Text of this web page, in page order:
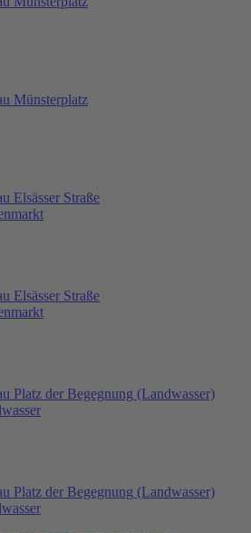
Münsterplatz
Elsässer Straße
Elsässer Straße
Platz der Begegnung (Landwasser)
Platz der Begegnung (Landwasser)